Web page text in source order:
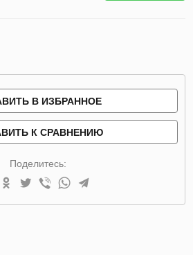
В ИЗБРАННОЕ
К СРАВНЕНИЮ
Поделитесь: